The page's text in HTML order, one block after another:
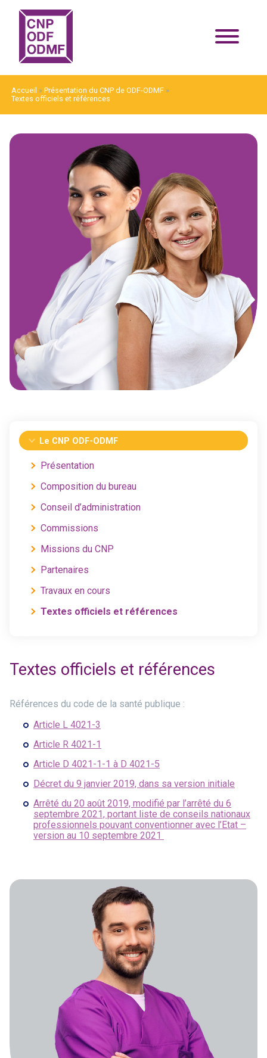
Accueil »Présentation du CNP de ODF-ODMF »
Textes officiels et références
Le CNP ODF-ODMF
Présentation
Composition du bureau
Conseil d’administration
Commissions
Missions du CNP
Partenaires
Travaux en cours
Textes officiels et références
Textes officiels et références
Références du code de la santé publique :
Article L 4021-3
Article R 4021-1
Article D 4021-1-1 à D 4021-5
Décret du 9 janvier 2019, dans sa version initiale
Arrêté du 20 août 2019, modifié par l’arrêté du 6
septembre 2021, portant liste de conseils nationaux
professionnels pouvant conventionner avec l’Etat –
version au 10 septembre 2021